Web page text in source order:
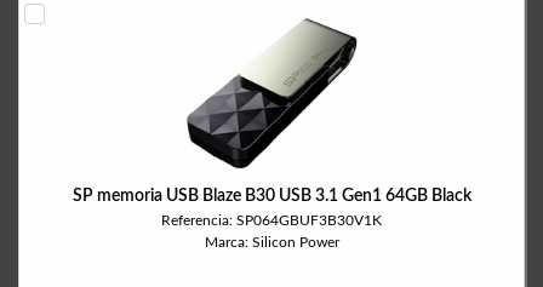
SP memoria USB Blaze B30 USB 3.1 Gen1 64GB Black
Referencia: SP064GBUF3B30V1K
Marca: Silicon Power